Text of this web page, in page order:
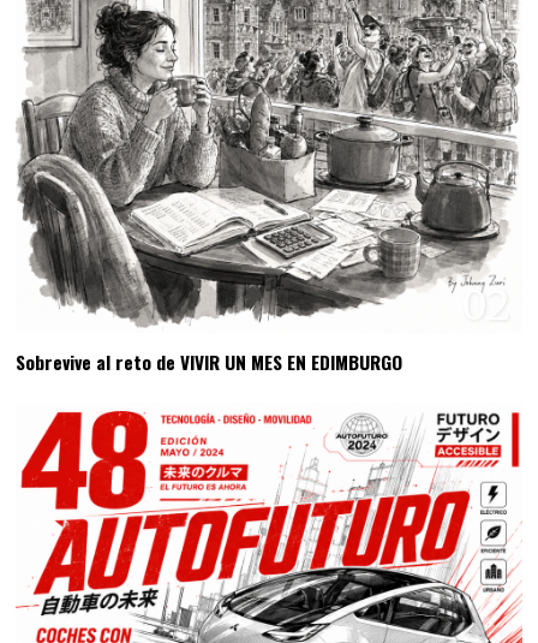
02
Sobrevive al reto de VIVIR UN MES EN EDIMBURGO